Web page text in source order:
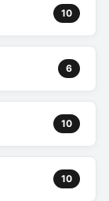
10
6
10
10